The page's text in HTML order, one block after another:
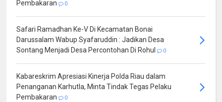
Pembakaran
0
Safari Ramadhan Ke-V Di Kecamatan Bonai
Darussalam Wabup Syafaruddin : Jadikan Desa
Sontang Menjadi Desa Percontohan Di Rohul
0
Kabareskrim Apresiasi Kinerja Polda Riau dalam
Penanganan Karhutla, Minta Tindak Tegas Pelaku
Pembakaran
0